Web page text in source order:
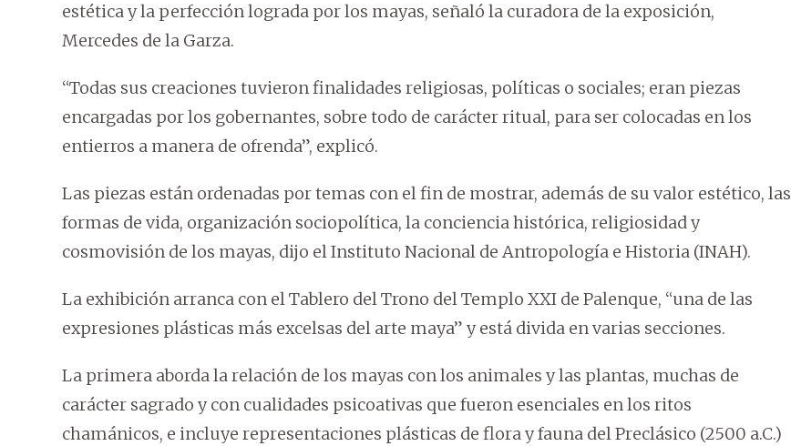
estética y la perfección lograda por los mayas, señaló la curadora de la exposición,
Mercedes de la Garza.
“Todas sus creaciones tuvieron finalidades religiosas, políticas o sociales; eran piezas
encargadas por los gobernantes, sobre todo de carácter ritual, para ser colocadas en los
entierros a manera de ofrenda”, explicó.
Las piezas están ordenadas por temas con el fin de mostrar, además de su valor estético, las
formas de vida, organización sociopolítica, la conciencia histórica, religiosidad y
cosmovisión de los mayas, dijo el Instituto Nacional de Antropología e Historia (INAH).
La exhibición arranca con el Tablero del Trono del Templo XXI de Palenque, “una de las
expresiones plásticas más excelsas del arte maya” y está divida en varias secciones.
La primera aborda la relación de los mayas con los animales y las plantas, muchas de
carácter sagrado y con cualidades psicoativas que fueron esenciales en los ritos
chamánicos, e incluye representaciones plásticas de flora y fauna del Preclásico (2500 a.C.)